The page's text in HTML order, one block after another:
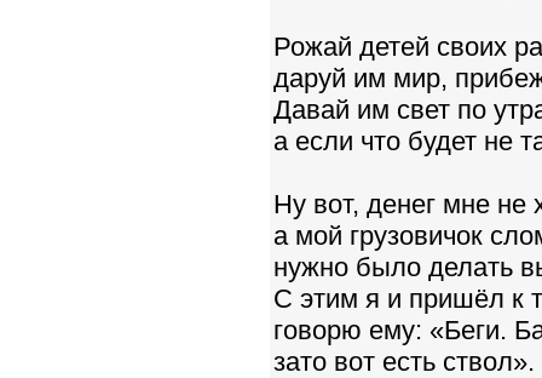
Рожай детей своих
даруй им мир,
Давай им свет по
а если что будет не
Ну вот, денег мне не
а мой грузовичок
нужно было делать
С этим я и пришёл к
говорю ему: «Беги.
зато вот есть ствол».